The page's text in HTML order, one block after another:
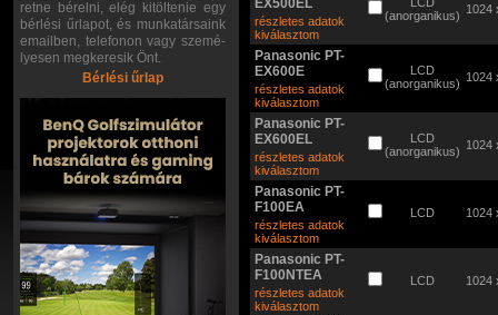
retne bérelni, elég kitöltenie egy
bérlési űrlapot, és munkatársaink
emailben, telefonon vagy szemé-
lyesen megkeresik Önt.
Bérlési űrlap
EX500EL
részletes adatok
kiválasztom
(anorganikus) 1024
Panasonic PT-
EX600E
részletes adatok
kiválasztom
LCD
(anorganikus) 1024
Panasonic PT-
EX600EL
részletes adatok
kiválasztom
LCD
(anorganikus) 1024
Panasonic PT-
F100EA
részletes adatok
kiválasztom
LCD 1024
Panasonic PT-
F100NTEA
részletes adatok
kiválasztom
LCD 1024